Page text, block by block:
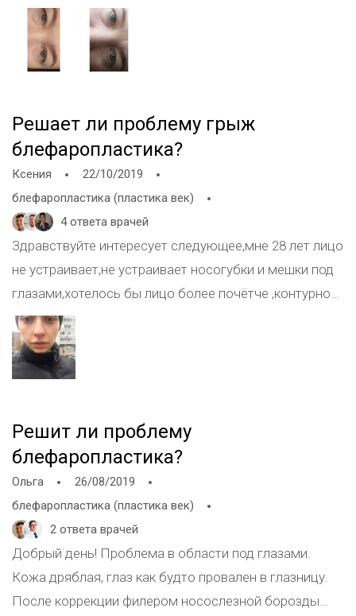
не смыкание век? Заранее благодарю за ответ
больше, посоветуйте пожалуйста может филеры, но
у меня большая отечность. Заранее спасибо.
Решает ли проблему грыж
блефаропластика?
Ксения
22/10/2019
блефаропластика (пластика век)
4 ответа врачей
Здравствуйте интересует следующее,мне 28 лет лицо
не устраивает,не устраивает носогубки и мешки под
глазами,хотелось бы лицо более почётче ,контурное
Дак вот,врачи косметологи все говорят по
разному,кто то говорит что носослезку не убрать
филлерами потому что у меня грыжи под
Решит ли проблему
блефаропластика?
Ольга
26/08/2019
блефаропластика (пластика век)
2 ответа врачей
Добрый день! Проблема в области под глазами.
Кожа дряблая, глаз как будто провален в глазницу.
После коррекции филером носослезной борозды